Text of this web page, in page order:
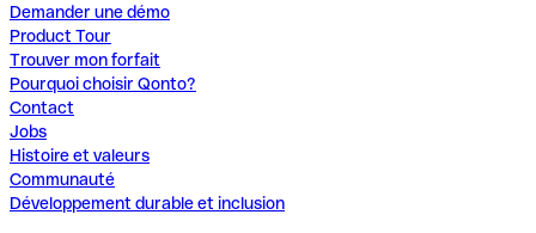
Demander une démo
Product Tour
Trouver mon forfait
Pourquoi choisir Qonto?
Contact
Jobs
Histoire et valeurs
Communauté
Développement durable et inclusion